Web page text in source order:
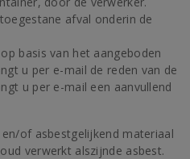
afval onderin de
basis van het aangeboden
u per e-mail de reden van de
u per e-mail een aanvullend
of asbestgelijkend materiaal
verwerkt alszijnde asbest.